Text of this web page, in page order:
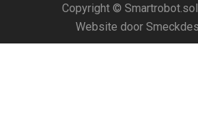
Copyright ©
Website door